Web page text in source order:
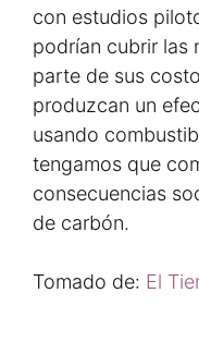
con estudios
podrían cubrir las
parte de sus
produzcan un
usando
tengamos que
consecuencias
de carbón.
Tomado de: El